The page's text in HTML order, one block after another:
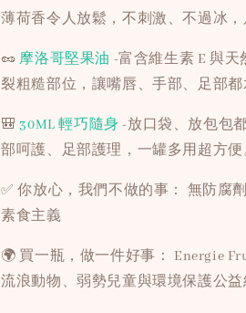
薄荷香令人放鬆，不刺激、不過冰，
🥜摩洛哥堅果油 -富含維生素 E 與
裂粗糙部位，讓嘴唇、手部、足部都
🎒30ML 輕巧隨身 -放口袋、放包包
部呵護、足部護理，一罐多用超方便
✅ 你放心，我們不做的事： 無防腐
素食主義
🌍 買一瓶，做一件好事： Energie
流浪動物、弱勢兒童與環境保護公益